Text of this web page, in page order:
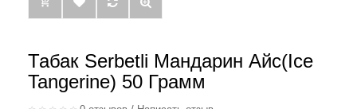
Табак Serbetli Мандарин Айс(Ice
Tangerine) 50 Грамм